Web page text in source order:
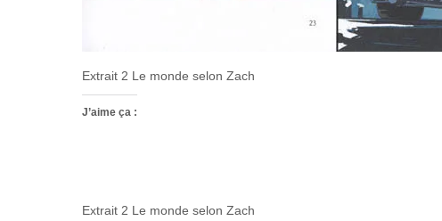
Extrait 2 Le monde selon Zach
J’aime ça :
Extrait 2 Le monde selon Zach